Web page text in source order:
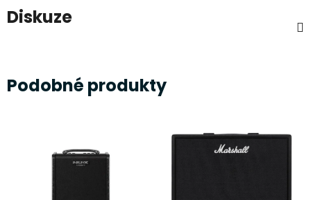
Diskuze
Podobné produkty